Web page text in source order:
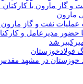
گاز مارون با کارکنان
مارون
نفت و گاز
حضور مدیرعامل و
شد
فولادخوزستان
خوزستان در مشهد